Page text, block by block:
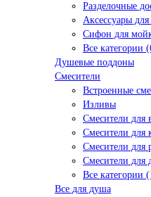
Разделочные
Аксессуары
Сифон для
Все категории
Душевые поддоны
Смесители
Встроенные
Изливы
Смесители для
Смесители для
Смесители для
Смесители для
Все категории
Все для душа